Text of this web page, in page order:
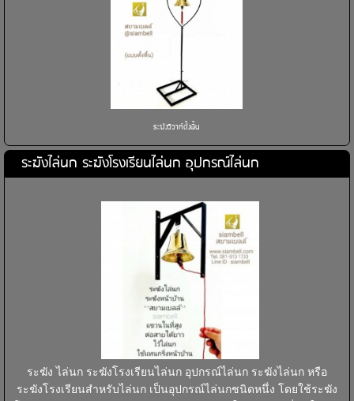
ระฆังวิวาห์ตั้งพื้น
ระฆังไล่นก ระฆังโรงเรียนไล่นก อุปกรณ์ไล่นก
ระฆัง ไล่นก ระฆังโรงเรียนไล่นก อุปกรณ์ไล่นก ระฆังไล่นก หรือ
ระฆังโรงเรียนสำหรับไล่นก เป็นอุปกรณ์ไล่นกชนิดหนึ่ง โดยใช้ระฆัง